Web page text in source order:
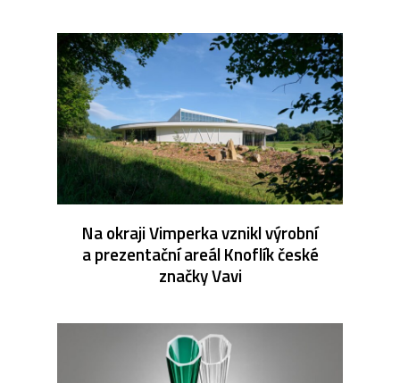
Na okraji Vimperka vznikl výrobní
a prezentační areál Knoflík české
značky Vavi